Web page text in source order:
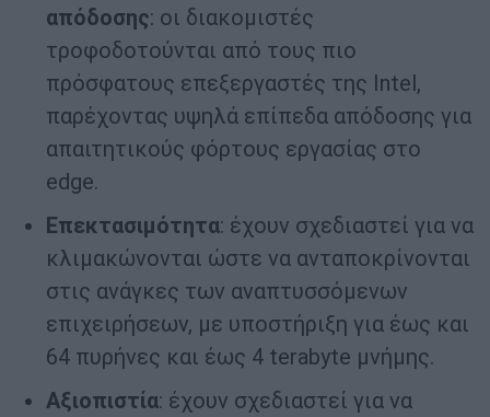
απόδοσης: οι διακομιστές
τροφοδοτούνται από τους πιο
πρόσφατους επεξεργαστές της Intel,
παρέχοντας υψηλά επίπεδα απόδοσης για
απαιτητικούς φόρτους εργασίας στο
edge.
Επεκτασιμότητα: έχουν σχεδιαστεί για να
κλιμακώνονται ώστε να ανταποκρίνονται
στις ανάγκες των αναπτυσσόμενων
επιχειρήσεων, με υποστήριξη για έως και
64 πυρήνες και έως 4 terabyte μνήμης.
Αξιοπιστία: έχουν σχεδιαστεί για να